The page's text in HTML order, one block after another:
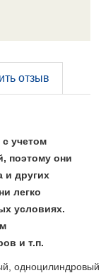
отзыв
учетом
поэтому они
и других
легко
условиях.
и т.п.
одноцилиндровый